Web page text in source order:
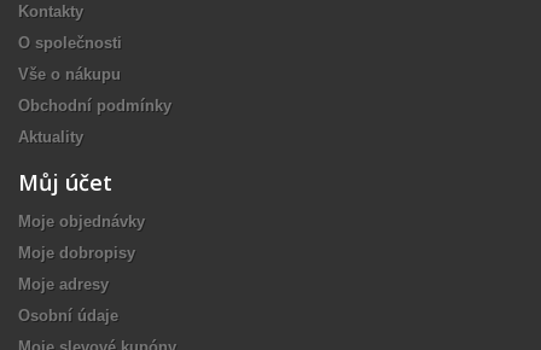
Kontakty
O společnosti
Vše o nákupu
Obchodní podmínky
Aktuality
Můj účet
Moje objednávky
Moje dobropisy
Moje adresy
Osobní údaje